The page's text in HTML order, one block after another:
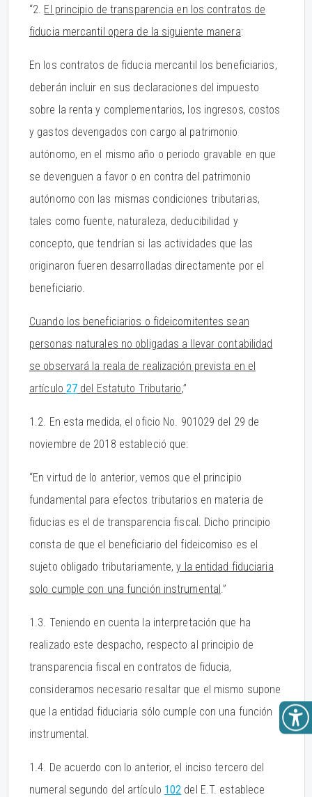
“2. El principio de transparencia en los contratos de
fiducia mercantil opera de la siguiente manera:
En los contratos de fiducia mercantil los beneficiarios,
deberán incluir en sus declaraciones del impuesto
sobre la renta y complementarios, los ingresos, costos
y gastos devengados con cargo al patrimonio
autónomo, en el mismo año o periodo gravable en que
se devenguen a favor o en contra del patrimonio
autónomo con las mismas condiciones tributarias,
tales como fuente, naturaleza, deducibilidad y
concepto, que tendrían si las actividades que las
originaron fueren desarrolladas directamente por el
beneficiario.
Cuando los beneficiarios o fideicomitentes sean
personas naturales no obligadas a llevar contabilidad
se observará la reala de realización prevista en el
artículo 27 del Estatuto Tributario,”
1.2. En esta medida, el oficio No. 901029 del 29 de
noviembre de 2018 estableció que:
“En virtud de lo anterior, vemos que el principio
fundamental para efectos tributarios en materia de
fiducias es el de transparencia fiscal. Dicho principio
consta de que el beneficiario del fideicomiso es el
sujeto obligado tributariamente,y la entidad fiduciaria
solo cumple con una función instrumental.”
1.3. Teniendo en cuenta la interpretación que ha
realizado este despacho, respecto al principio de
transparencia fiscal en contratos de fiducia,
consideramos necesario resaltar que el mismo supone
que la entidad fiduciaria sólo cumple con una función
instrumental.
1.4. De acuerdo con lo anterior, el inciso tercero del
numeral segundo del artículo 102 del E.T. establece